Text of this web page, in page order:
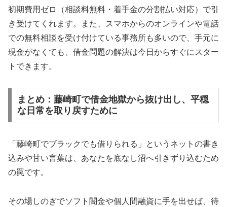
初期費用ゼロ（相談料無料・着手金の分割払い対応）で引
き受けてくれます。また、スマホからのオンラインや電話
での無料相談を受け付けている事務所も多いので、手元に
現金がなくても、借金問題の解決は今日からすぐにスター
トできます。
まとめ：藤崎町で借金地獄から抜け出し、平穏
な日常を取り戻すために
「藤崎町でブラックでも借りられる」というネットの書き
込みや甘い言葉は、あなたを底なし沼へ引きずり込むため
の罠です。
その場しのぎでソフト闇金や個人間融資に手を出せば、待